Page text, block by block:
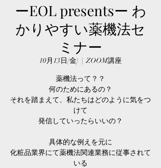
ーEOL presentsー わ
かりやすい薬機法セ
ミナー
10月13日(金)
  |
ZOOM講座
薬機法って？？
何のためにあるの？
それを踏まえて、私たちはどのように気をつ
けて
発信していったらいいの？
具体的な例えを元に
化粧品業界にて薬機法関連業務に従事されて
いる